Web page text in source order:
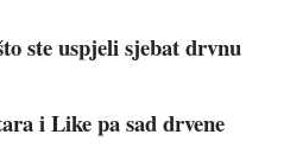
ste uspjeli sjebat drvnu
i Like pa sad drvene